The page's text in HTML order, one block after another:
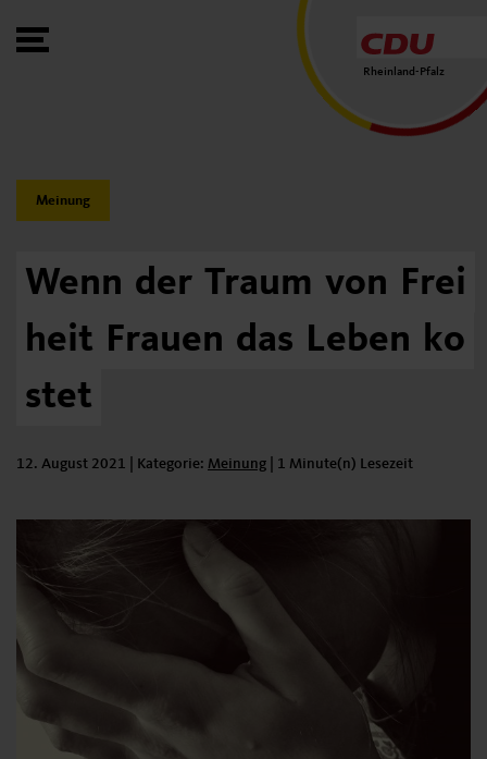
Toggle Menu
Rheinland-Pfalz
Category:
Meinung
Wenn der Traum von Frei
heit Frauen das Leben ko
stet
12. August 2021 | Kategorie: Kategorie:
Meinung 1 Minute(n) Lesezeit